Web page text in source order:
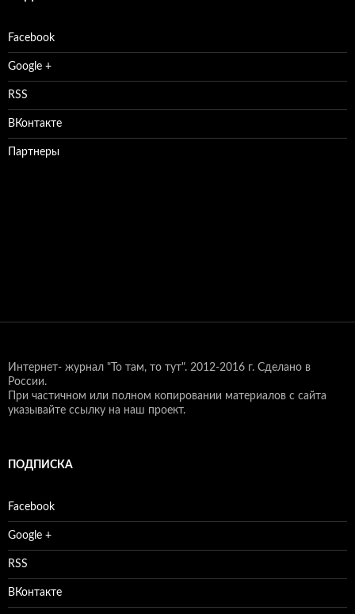
Facebook
Google +
RSS
ВКонтакте
Партнеры
Интернет- журнал "То там, то тут". 2012-2016 г. Сделано в
России.
При частичном или полном копировании материалов с сайта
указывайте ссылку на наш проект.
ПОДПИСКА
Facebook
Google +
RSS
ВКонтакте